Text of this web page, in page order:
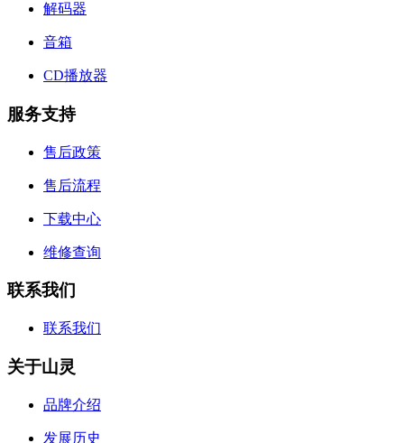
解码器
音箱
CD播放器
服务支持
售后政策
售后流程
下载中心
维修查询
联系我们
联系我们
关于山灵
品牌介绍
发展历史